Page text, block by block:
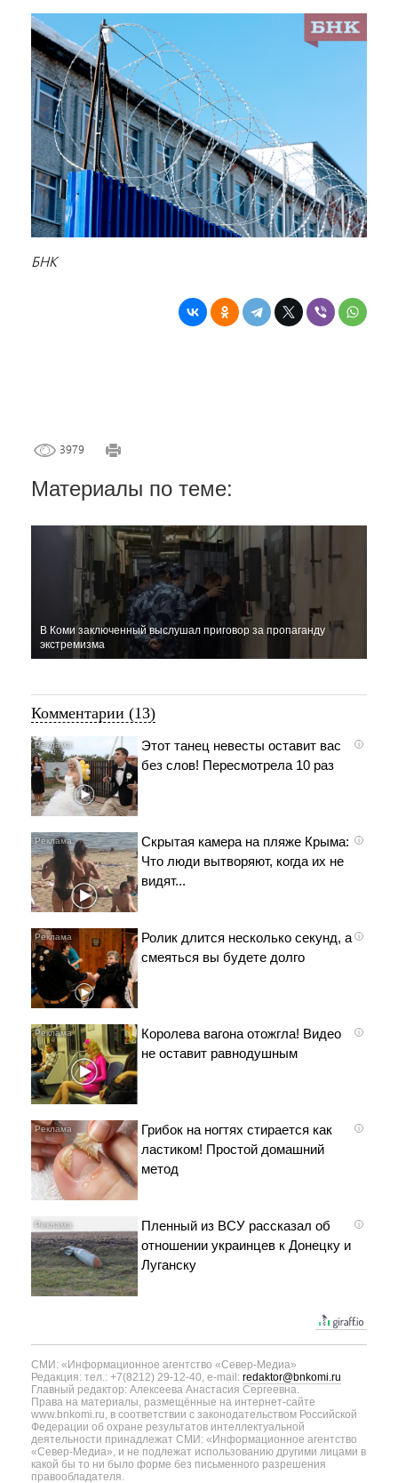
БНК
3979
Материалы по теме:
В Коми заключенный выслушал приговор за пропаганду
экстремизма
Комментарии (13)
i
Этот танец невесты оставит вас
без слов! Пересмотрела 10 раз
i
Скрытая камера на пляже Крыма:
Что люди вытворяют, когда их не
видят...
i
Ролик длится несколько секунд, а
смеяться вы будете долго
i
Королева вагона отожгла! Видео
не оставит равнодушным
i
Грибок на ногтях стирается как
ластиком! Простой домашний
метод
i
Пленный из ВСУ рассказал об
отношении украинцев к Донецку и
Луганску
СМИ: «Информационное агентство «Север-Медиа»
Редакция: тел.: +7(8212) 29-12-40, e-mail: redaktor@bnkomi.ru
Главный редактор: Алексеева Анастасия Сергеевна.
Права на материалы, размещённые на интернет-сайте
www.bnkomi.ru, в соответствии с законодательством Российской
Федерации об охране результатов интеллектуальной
деятельности принадлежат СМИ: «Информационное агентство
«Север-Медиа», и не подлежат использованию другими лицами в
какой бы то ни было форме без письменного разрешения
правообладателя.